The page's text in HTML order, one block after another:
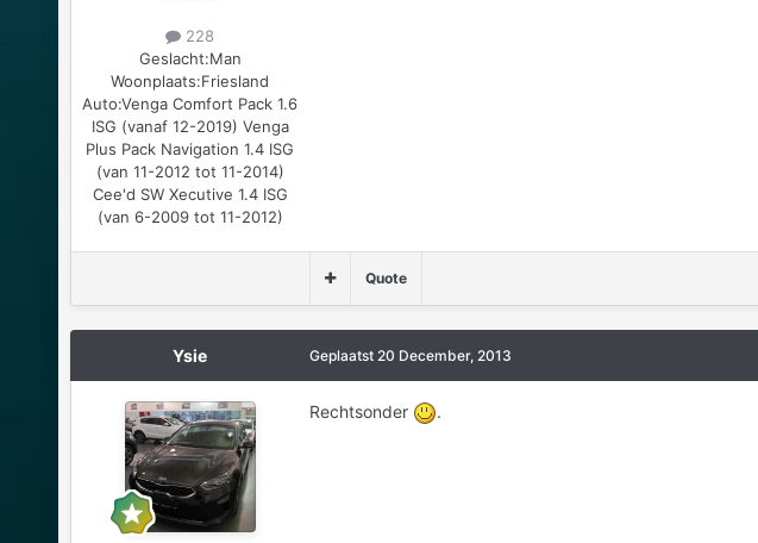
228
Geslacht:Man
Woonplaats:Friesland
Auto:Venga Comfort Pack 1.6
ISG (vanaf 12-2019) Venga
Plus Pack Navigation 1.4 ISG
(van 11-2012 tot 11-2014)
Cee'd SW Xecutive 1.4 ISG
(van 6-2009 tot 11-2012)
Quote
Ysie Geplaatst 20 December, 2013
Rechtsonder .